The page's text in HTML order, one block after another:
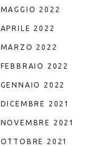
MAGGIO 2022
APRILE 2022
MARZO 2022
FEBBRAIO 2022
GENNAIO 2022
DICEMBRE 2021
NOVEMBRE 2021
OTTOBRE 2021